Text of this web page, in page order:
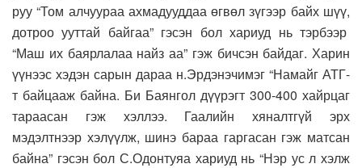
руу “Том алчуураа ахмадууддаа өгвөл зүгээр байх шүү,
дотроо ууттай байгаа” гэсэн бол хариуд нь тэрбээр
“Маш их баярлалаа найз аа” гэж бичсэн байдаг. Харин
үүнээс хэдэн сарын дараа н.Эрдэнэчимэг “Намайг АТГ-
т байцааж байна. Би Баянгол дүүрэгт 300-400 хайрцаг
тараасан гэж хэллээ. Гаалийн хяналтгүй эрх
мэдэлтнээр хэлүүлж, шинэ бараа гаргасан гэж матсан
байна” гэсэн бол С.Одонтуяа хариуд нь “Нэр ус л хэлж